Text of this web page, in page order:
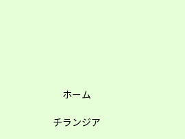
ホーム
チランジア